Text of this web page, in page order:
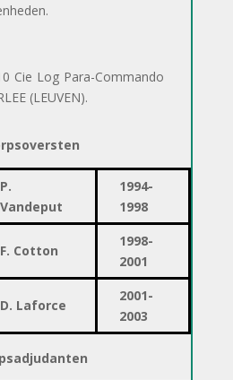
Cie Log Para-Commando
(LEUVEN).
P.
Vandeput
1994-
1998
F. Cotton
1998-
2001
D. Laforce
2001-
2003